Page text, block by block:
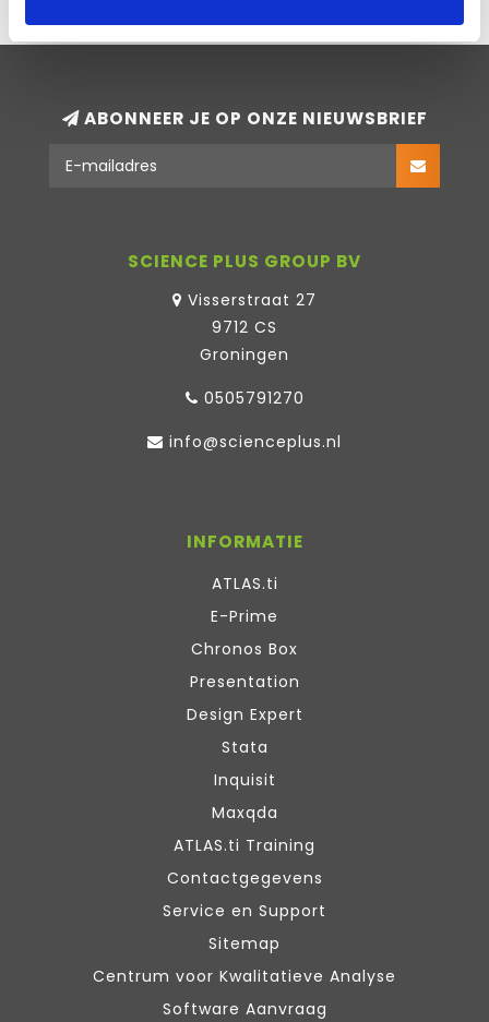
ABONNEER JE OP ONZE NIEUWSBRIEF
SCIENCE PLUS GROUP BV
Visserstraat 27
9712 CS
Groningen
0505791270
info@scienceplus.nl
INFORMATIE
ATLAS.ti
E-Prime
Chronos Box
Presentation
Design Expert
Stata
Inquisit
Maxqda
ATLAS.ti Training
Contactgegevens
Service en Support
Sitemap
Centrum voor Kwalitatieve Analyse
Software Aanvraag